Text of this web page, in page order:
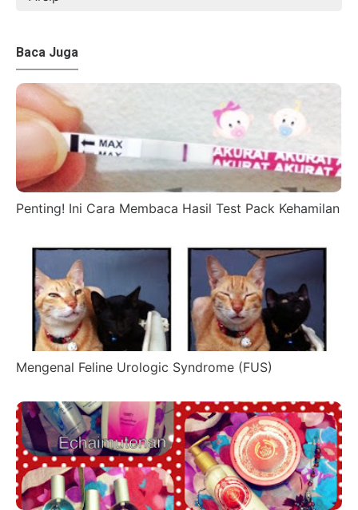
Baca Juga
Penting! Ini Cara Membaca Hasil Test Pack Kehamilan
Mengenal Feline Urologic Syndrome (FUS)